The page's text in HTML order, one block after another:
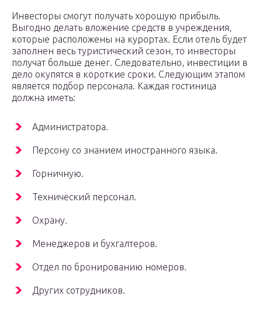
Инвесторы смогут получать хорошую прибыль.
Выгодно делать вложение средств в учреждения,
которые расположены на курортах. Если отель будет
заполнен весь туристический сезон, то инвесторы
получат больше денег. Следовательно, инвестиции в
дело окупятся в короткие сроки. Следующим этапом
является подбор персонала. Каждая гостиница
должна иметь:
Администратора.
Персону со знанием иностранного языка.
Горничную.
Технический персонал.
Охрану.
Менеджеров и бухгалтеров.
Отдел по бронированию номеров.
Других сотрудников.